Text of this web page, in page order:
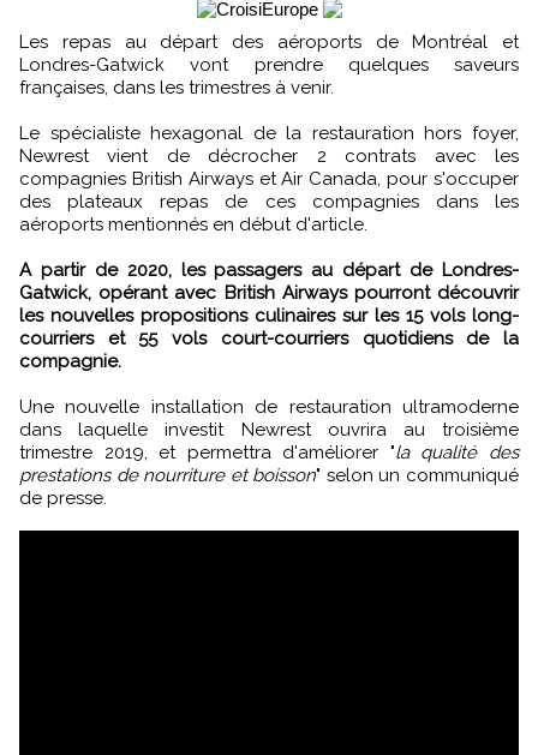
Les repas au départ des aéroports de Montréal et
Londres-Gatwick vont prendre quelques saveurs
françaises, dans les trimestres à venir.
Le spécialiste hexagonal de la restauration hors foyer,
Newrest vient de décrocher 2 contrats avec les
compagnies British Airways et Air Canada, pour s'occuper
des plateaux repas de ces compagnies dans les
aéroports mentionnés en début d'article.
A partir de 2020, les passagers au départ de Londres-
Gatwick, opérant avec British Airways pourront découvrir
les nouvelles propositions culinaires sur les 15 vols long-
courriers et 55 vols court-courriers quotidiens de la
compagnie.
Une nouvelle installation de restauration ultramoderne
dans laquelle investit Newrest ouvrira au troisième
trimestre 2019, et permettra d'améliorer "la qualité des
prestations de nourriture et boisson" selon un communiqué
de presse.